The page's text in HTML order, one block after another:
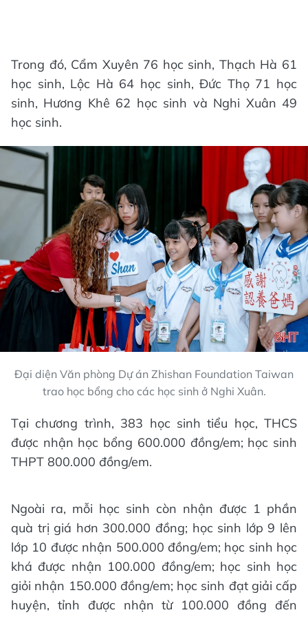
Trong đó, Cẩm Xuyên 76 học sinh, Thạch Hà 61
học sinh, Lộc Hà 64 học sinh, Đức Thọ 71 học
sinh, Hương Khê 62 học sinh và Nghi Xuân 49
học sinh.
Đại diện Văn phòng Dự án Zhishan Foundation Taiwan
trao học bổng cho các học sinh ở Nghi Xuân.
Tại chương trình, 383 học sinh tiểu học, THCS
được nhận học bổng 600.000 đồng/em; học sinh
THPT 800.000 đồng/em.
Ngoài ra, mỗi học sinh còn nhận được 1 phần
quà trị giá hơn 300.000 đồng; học sinh lớp 9 lên
lớp 10 được nhận 500.000 đồng/em; học sinh học
khá được nhận 100.000 đồng/em; học sinh học
giỏi nhận 150.000 đồng/em; học sinh đạt giải cấp
huyện, tỉnh được nhận từ 100.000 đồng đến